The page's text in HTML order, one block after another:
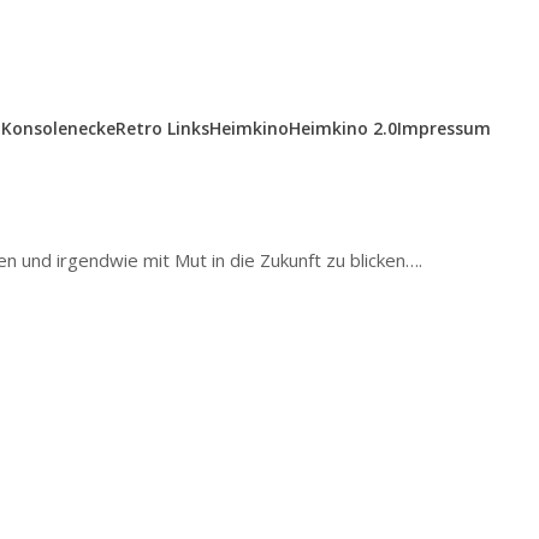
KonsoleneckeRetro LinksHeimkinoHeimkino 2.0Impressum
und irgendwie mit Mut in die Zukunft zu blicken….